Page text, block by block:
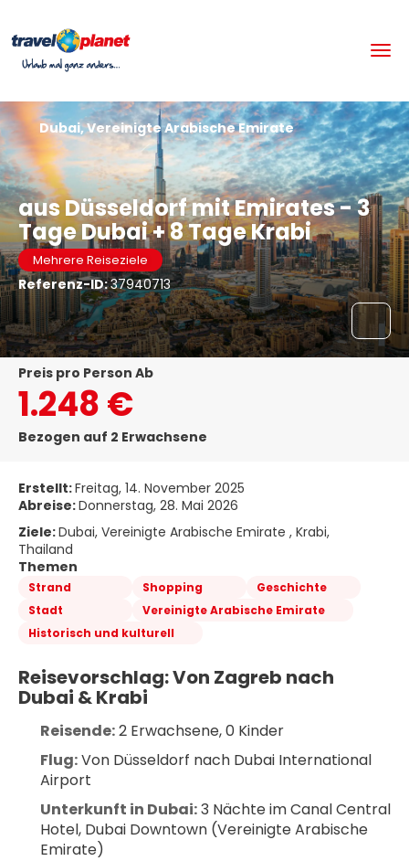
aus Düsseldorf mit Emirates - 3
Tage Dubai + 8 Tage Krabi
Mehrere Reiseziele
Referenz-ID:37940713
Dubai, Vereinigte Arabische Emirate
Preis pro Person Ab
1.248 €
Bezogen auf 2 Erwachsene
Erstellt:Freitag, 14. November 2025
Abreise:Donnerstag, 28. Mai 2026
Ziele:Dubai, Vereinigte Arabische Emirate , Krabi,
Thailand
Themen
Strand Shopping
Geschichte
Stadt
Vereinigte Arabische Emirate
Historisch und kulturell
Reisevorschlag: Von Zagreb nach
Dubai & Krabi
Reisende: 2 Erwachsene, 0 Kinder
Flug: Von Düsseldorf nach Dubai International
Airport
Unterkunft in Dubai: 3 Nächte im Canal Central
Hotel, Dubai Downtown (Vereinigte Arabische
Emirate)